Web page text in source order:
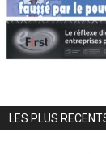
LES PLUS